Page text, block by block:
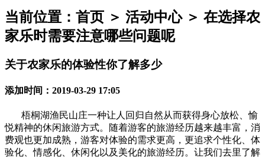
当前位置：首页 ＞ 活动中心 ＞ 在选择农
家乐时需要注意哪些问题呢
关于农家乐的体验性你了解多少
添加时间：2019-03-29 17:05
梧桐湖渔民山庄一种让人回归自然从而获得身心放松、愉
悦精神的休闲旅游方式。随着游客的旅游经历越来越丰富，消
费观也更加成熟，游客对体验的需求更高，更追求个性化、体
验化、情感化、休闲化以及美化的旅游经历。让我们去里了解